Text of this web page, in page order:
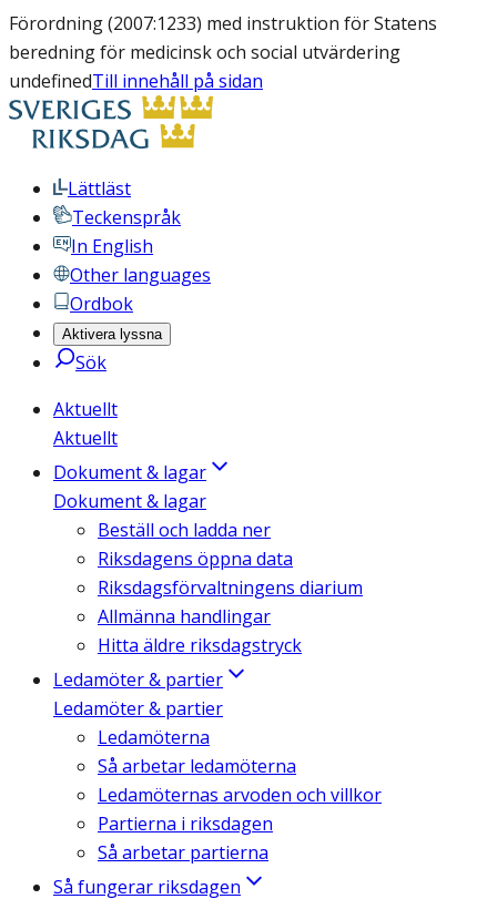
Förordning (2007:1233) med instruktion för Statens
beredning för medicinsk och social utvärdering
undefinedTill innehåll på sidan
Lättläst
Teckenspråk
In English
Other languages
Ordbok
Aktivera lyssna
Sök
Aktuellt
Aktuellt
Dokument & lagar
Dokument & lagar
Beställ och ladda ner
Riksdagens öppna data
Riksdagsförvaltningens diarium
Allmänna handlingar
Hitta äldre riksdagstryck
Ledamöter & partier
Ledamöter & partier
Ledamöterna
Så arbetar ledamöterna
Ledamöternas arvoden och villkor
Partierna i riksdagen
Så arbetar partierna
Så fungerar riksdagen